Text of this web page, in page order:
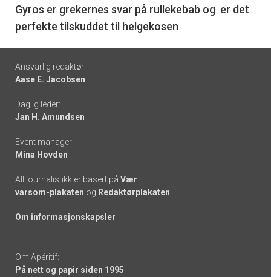
6
Gyros er grekernes svar på rullekebab og er det
perfekte tilskuddet til helgekosen
Footer
-
links
Ansvarlig redaktør:
Aase E. Jacobsen
Daglig leder:
Jan H. Amundsen
Event manager:
Mina Hovden
All journalistikk er basert på Vær
varsom-plakaten og Redaktørplakaten
Om informasjonskapsler
Om Apéritif:
På nett og papir siden 1995